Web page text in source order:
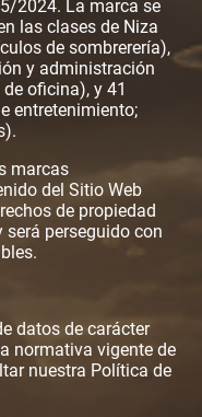
2024. La marca se
las clases de Niza
de sombrerería),
y administración
oficina), y 41
entretenimiento;
marcas
del Sitio Web
de propiedad
perseguido con
datos de carácter
normativa vigente de
nuestra Política de